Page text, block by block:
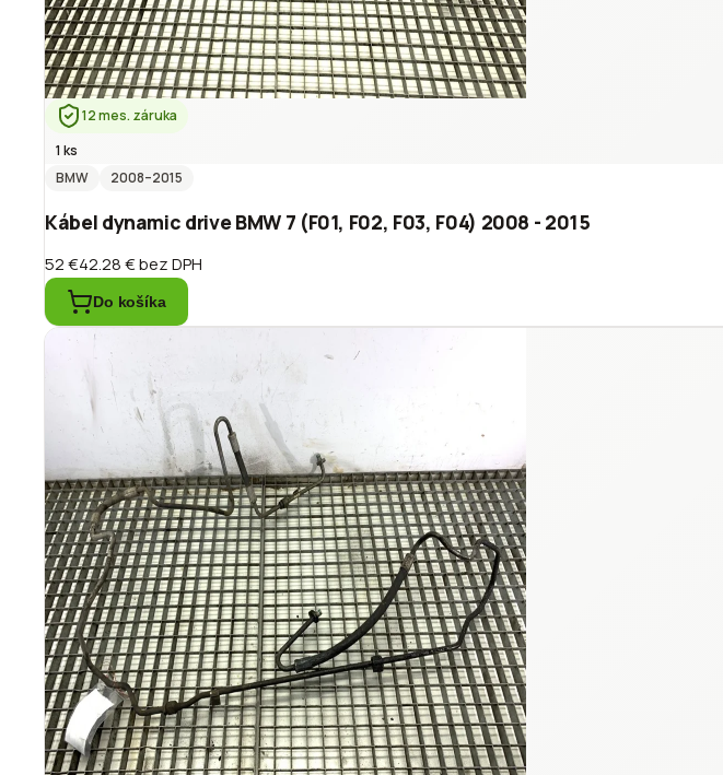
12 mes. záruka
1 ks
BMW
2008–2015
Kábel dynamic drive BMW 7 (F01, F02, F03, F04) 2008 - 2015
52 €42.28 €bez DPH
Do košíka